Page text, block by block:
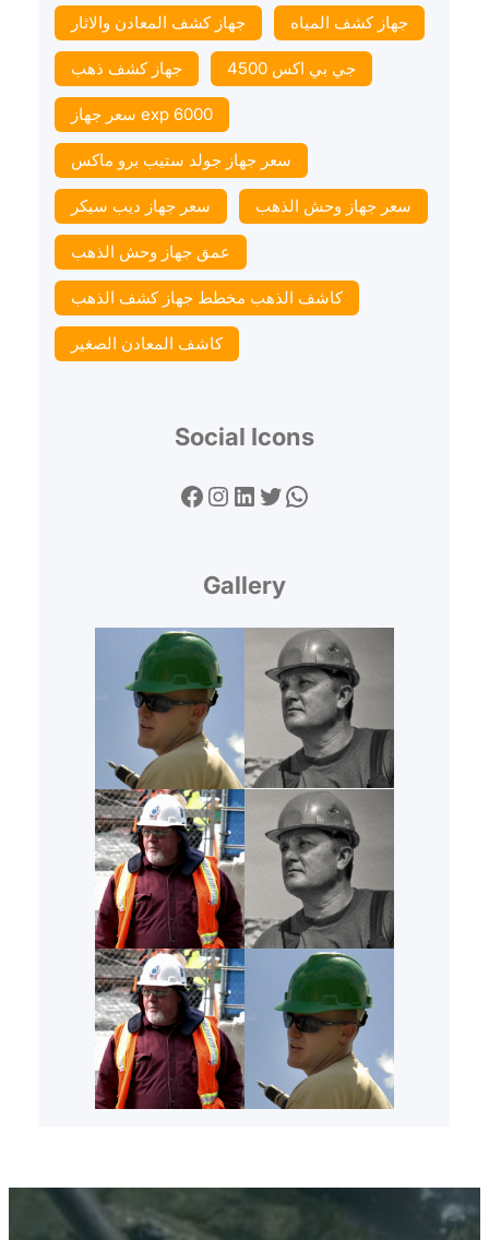
جهاز كشف المعادن والاثار جهاز كشف المياه
جهاز كشف ذهب جي بي اكس 4500
سعر جهاز exp 6000
سعر جهاز جولد ستيب برو ماكس
سعر جهاز ديب سيكر سعر جهاز وحش الذهب
عمق جهاز وحش الذهب
كاشف الذهب مخطط جهاز كشف الذهب
كاشف المعادن الصغير
Social Icons
Facebook Instagram LinkedIn Twitter WhatsApp
Gallery